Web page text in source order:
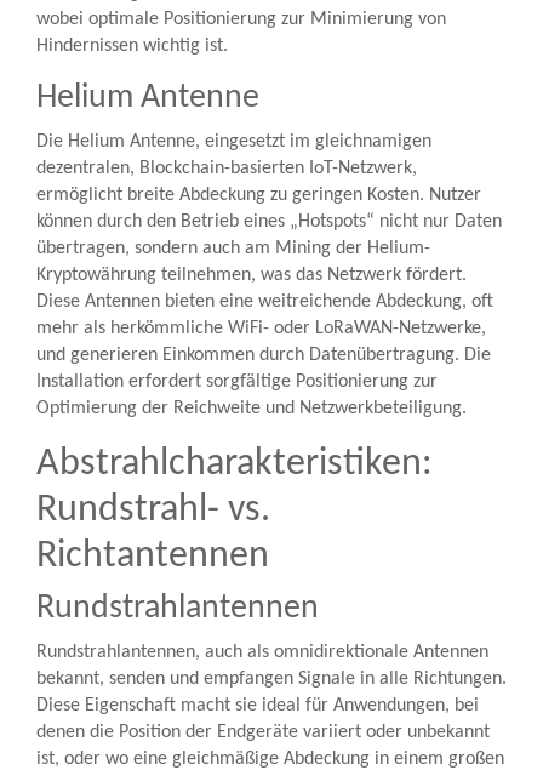
wobei optimale Positionierung zur Minimierung von
Hindernissen wichtig ist.
Helium Antenne
Die Helium Antenne, eingesetzt im gleichnamigen
dezentralen, Blockchain-basierten IoT-Netzwerk,
ermöglicht breite Abdeckung zu geringen Kosten. Nutzer
können durch den Betrieb eines „Hotspots“ nicht nur Daten
übertragen, sondern auch am Mining der Helium-
Kryptowährung teilnehmen, was das Netzwerk fördert.
Diese Antennen bieten eine weitreichende Abdeckung, oft
mehr als herkömmliche WiFi- oder LoRaWAN-Netzwerke,
und generieren Einkommen durch Datenübertragung. Die
Installation erfordert sorgfältige Positionierung zur
Optimierung der Reichweite und Netzwerkbeteiligung.
Abstrahlcharakteristiken:
Rundstrahl- vs.
Richtantennen
Rundstrahlantennen
Rundstrahlantennen, auch als omnidirektionale Antennen
bekannt, senden und empfangen Signale in alle Richtungen.
Diese Eigenschaft macht sie ideal für Anwendungen, bei
denen die Position der Endgeräte variiert oder unbekannt
ist, oder wo eine gleichmäßige Abdeckung in einem großen